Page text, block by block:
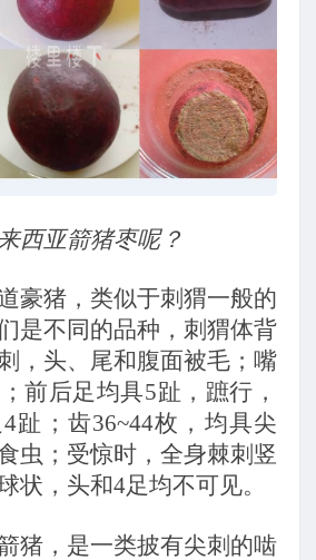
西亚箭猪枣呢？
豪猪，类似于刺猬一般的
是不同的品种，刺猬体背
，头、尾和腹面被毛；嘴
前后足均具5趾，蹠行，
趾；齿36~44枚，均具尖
虫；受惊时，全身棘刺竖
状，头和4足均不可见。
猪，是一类披有尖刺的啮